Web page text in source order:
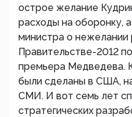
острое желание
расходы на оборонку,
министра о
Правительстве-2012
премьера Медведева.
были сделаны в США,
СМИ. И вот семь лет
стратегических